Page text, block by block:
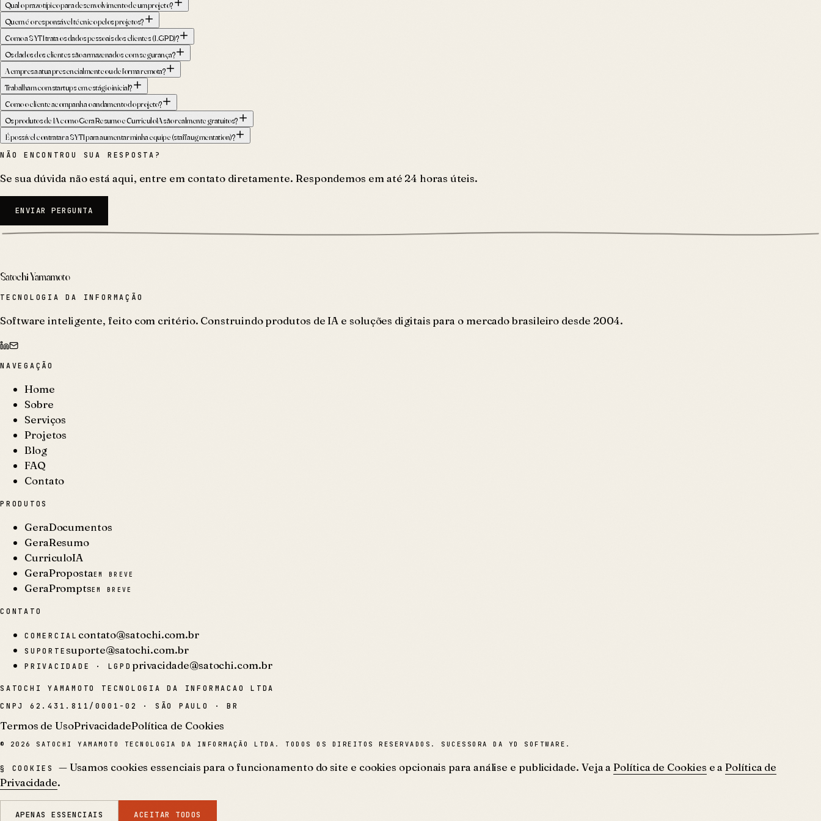
Qual o prazo típico para desenvolvimento de um projeto?
Quem é o responsável técnico pelos projetos?
Como a SYTI trata os dados pessoais dos clientes (LGPD)?
Os dados dos clientes são armazenados com segurança?
A empresa atua presencialmente ou de forma remota?
Trabalham com startups em estágio inicial?
Como o cliente acompanha o andamento do projeto?
Os produtos de IA como GeraResumo e CurriculoIA são realmente gratuitos?
É possível contratar a SYTI para aumentar minha equipe (staff augmentation)?
NÃO ENCONTROU SUA RESPOSTA?
Se sua dúvida não está aqui, entre em contato diretamente. Respondemos em até 24 horas úteis.
ENVIAR PERGUNTA
Satochi Yamamoto
TECNOLOGIA DA INFORMAÇÃO
Software inteligente, feito com critério. Construindo produtos de IA e soluções digitais para o mercado brasileiro desde 2004.
NAVEGAÇÃO
Home
Sobre
Serviços
Projetos
Blog
FAQ
Contato
PRODUTOS
GeraDocumentos
GeraResumo
CurriculoIA
GeraProposta EM BREVE
GeraPromptsEM BREVE
CONTATO
COMERCIAL contato@satochi.com.br
SUPORTEsuporte@satochi.com.br
PRIVACIDADE · LGPD privacidade@satochi.com.br
SATOCHI YAMAMOTO TECNOLOGIA DA INFORMACAO LTDA
CNPJ 62.431.811/0001-02 · SÃO PAULO · BR
Termos de UsoPrivacidadePolítica de Cookies
© 2026 SATOCHI YAMAMOTO TECNOLOGIA DA INFORMAÇÃO LTDA. TODOS OS DIREITOS RESERVADOS. SUCESSORA DA YD SOFTWARE.
§ COOKIES — Usamos cookies essenciais para o funcionamento do site e cookies opcionais para análise e publicidade. Veja a Política de Cookies e a Política de
Privacidade.
APENAS ESSENCIAIS ACEITAR TODOS